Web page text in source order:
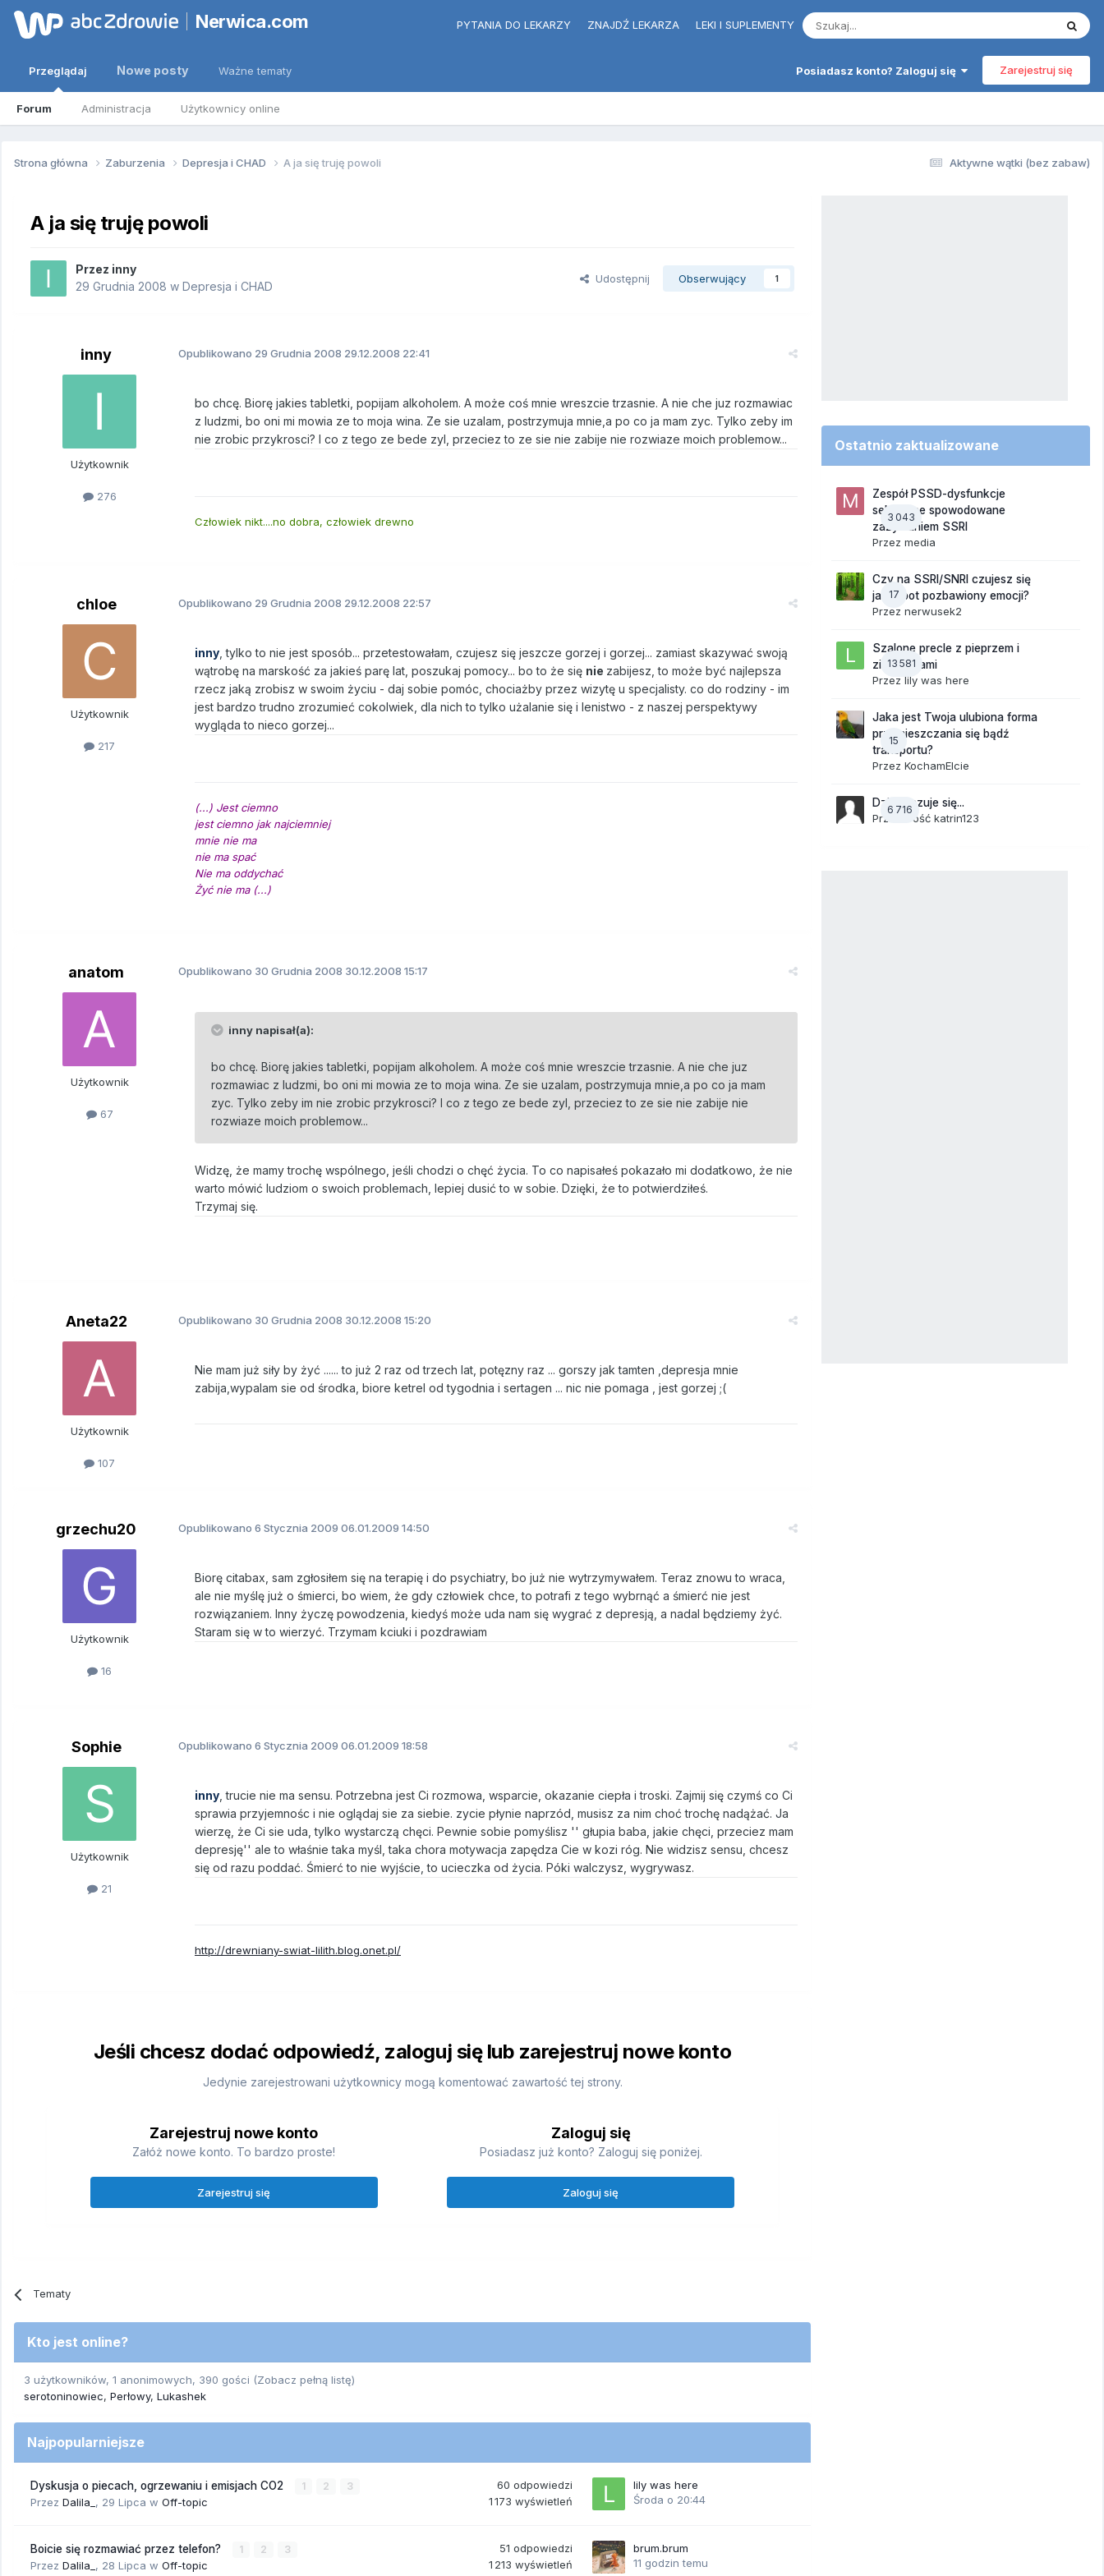
Nerwica.com PYTANIA DO LEKARZY ZNAJDŹ LEKARZA LEKI I SUPLEMENTY
Posiadasz konto? Zaloguj się Zarejestruj się
Przeglądaj
Forum Administracja Użytkownicy online
Nowe posty Ważne tematy
Aktywne wątki (bez zabaw)
Strona główna Zaburzenia Depresja i CHAD A ja się truję powoli
A ja się truję powoli
Przez inny
29 Grudnia 2008 w Depresja i CHAD
Udostępnij Obserwujący 1
inny
Użytkownik
276
Opublikowano 29 Grudnia 2008 29.12.2008 22:41
bo chcę. Biorę jakies tabletki, popijam alkoholem. A może coś mnie wreszcie trzasnie. A nie che juz rozmawiac
z ludzmi, bo oni mi mowia ze to moja wina. Ze sie uzalam, postrzymuja mnie,a po co ja mam zyc. Tylko zeby im
nie zrobic przykrosci? I co z tego ze bede zyl, przeciez to ze sie nie zabije nie rozwiaze moich problemow...
Człowiek nikt....no dobra, człowiek drewno
chloe
Użytkownik
217
Opublikowano 29 Grudnia 2008 29.12.2008 22:57
inny , tylko to nie jest sposób... przetestowałam, czujesz się jeszcze gorzej i gorzej... zamiast skazywać swoją
wątrobę na marskość za jakieś parę lat, poszukaj pomocy... bo to że się nie zabijesz, to może być najlepsza
rzecz jaką zrobisz w swoim życiu - daj sobie pomóc, chociażby przez wizytę u specjalisty. co do rodziny - im
jest bardzo trudno zrozumieć cokolwiek, dla nich to tylko użalanie się i lenistwo - z naszej perspektywy
wygląda to nieco gorzej...
(...) Jest ciemno
jest ciemno jak najciemniej
mnie nie ma
nie ma spać
Nie ma oddychać
Żyć nie ma (...)
anatom
Użytkownik
67
Opublikowano 30 Grudnia 2008 30.12.2008 15:17
inny napisał(a):
bo chcę. Biorę jakies tabletki, popijam alkoholem. A może coś mnie wreszcie trzasnie. A nie che juz
rozmawiac z ludzmi, bo oni mi mowia ze to moja wina. Ze sie uzalam, postrzymuja mnie,a po co ja mam
zyc. Tylko zeby im nie zrobic przykrosci? I co z tego ze bede zyl, przeciez to ze sie nie zabije nie
rozwiaze moich problemow...
Widzę, że mamy trochę wspólnego, jeśli chodzi o chęć życia. To co napisałeś pokazało mi dodatkowo, że nie
warto mówić ludziom o swoich problemach, lepiej dusić to w sobie. Dzięki, że to potwierdziłeś.
Trzymaj się.
Aneta22
Użytkownik
107
Opublikowano 30 Grudnia 2008 30.12.2008 15:20
Nie mam już siły by żyć ...... to już 2 raz od trzech lat, potęzny raz ... gorszy jak tamten ,depresja mnie
zabija,wypalam sie od środka, biore ketrel od tygodnia i sertagen ... nic nie pomaga , jest gorzej ;(
grzechu20
Użytkownik
16
Opublikowano 6 Stycznia 2009 06.01.2009 14:50
Biorę citabax, sam zgłosiłem się na terapię i do psychiatry, bo już nie wytrzymywałem. Teraz znowu to wraca,
ale nie myślę już o śmierci, bo wiem, że gdy człowiek chce, to potrafi z tego wybrnąć a śmierć nie jest
rozwiązaniem. Inny życzę powodzenia, kiedyś może uda nam się wygrać z depresją, a nadal będziemy żyć.
Staram się w to wierzyć. Trzymam kciuki i pozdrawiam
Sophie
Użytkownik
21
Opublikowano 6 Stycznia 2009 06.01.2009 18:58
inny , trucie nie ma sensu. Potrzebna jest Ci rozmowa, wsparcie, okazanie ciepła i troski. Zajmij się czymś co Ci
sprawia przyjemnośc i nie oglądaj sie za siebie. zycie płynie naprzód, musisz za nim choć trochę nadążać. Ja
wierzę, że Ci sie uda, tylko wystarczą chęci. Pewnie sobie pomyślisz '' głupia baba, jakie chęci, przeciez mam
depresję'' ale to właśnie taka myśl, taka chora motywacja zapędza Cie w kozi róg. Nie widzisz sensu, chcesz
się od razu poddać. Śmierć to nie wyjście, to ucieczka od życia. Póki walczysz, wygrywasz.
http://drewniany-swiat-lilith.blog.onet.pl/
Jeśli chcesz dodać odpowiedź, zaloguj się lub zarejestruj nowe konto
Jedynie zarejestrowani użytkownicy mogą komentować zawartość tej strony.
Zarejestruj nowe konto
Załóż nowe konto. To bardzo proste!
Zarejestruj się
Zaloguj się
Posiadasz już konto? Zaloguj się poniżej.
Zaloguj się
Tematy
Kto jest online?
3 użytkowników, 1 anonimowych, 390 gości (Zobacz pełną listę)
serotoninowiec Perłowy Lukashek
Najpopularniejsze
Dyskusja o piecach, ogrzewaniu i emisjach CO2 1 2 3
Przez Dalila_ , 29 Lipca w Off-topic
60 odpowiedzi
1 173 wyświetleń
lily was here
Środa o 20:44
Boicie się rozmawiać przez telefon? 1 2 3
Przez Dalila_ , 28 Lipca w Off-topic
51 odpowiedzi
1 213 wyświetleń
brum.brum
11 godzin temu
Ostatnio zaktualizowane
3 043
Zespół PSSD-dysfunkcje
seksualne spowodowane
zażywaniem SSRI
Przez media
17
Czy na SSRI/SNRI czujesz się
jak robot pozbawiony emocji?
Przez nerwusek2
13 581
Szalone precle z pieprzem i
ziemniakami
Przez lily was here
15
Jaka jest Twoja ulubiona forma
przemieszczania się bądź
transportu?
Przez KochamElcie
6 716
Dzisiaj czuje się...
Przez Gość katrin123